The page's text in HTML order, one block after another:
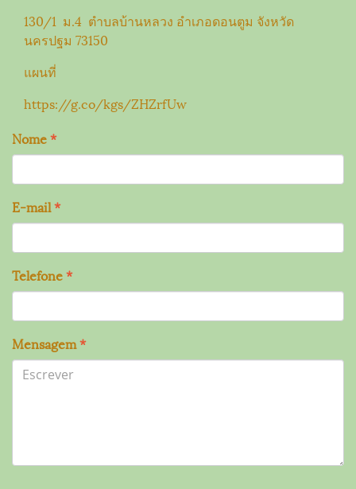
130/1 ม.4 ตำบลบ้านหลวง อำเภอดอนตูม จังหวัด
นครปฐม 73150
แผนที่
https://g.co/kgs/ZHZrfUw
Nome*
E-mail*
Telefone*
Mensagem*